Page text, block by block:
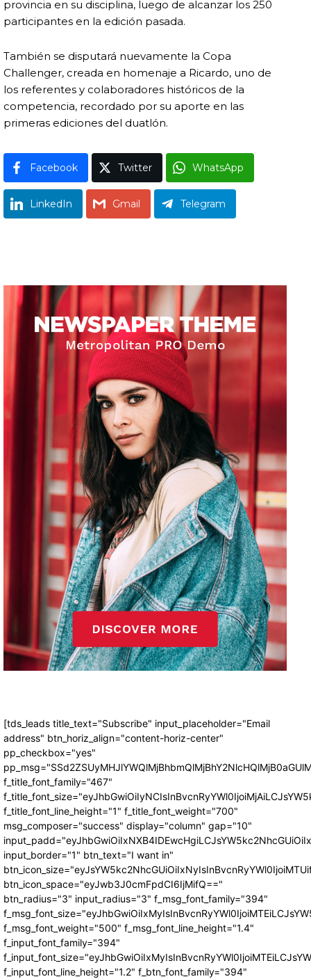
provincia en su disciplina, luego de alcanzar los 250
participantes en la edición pasada.
También se disputará nuevamente la Copa
Challenger, creada en homenaje a Ricardo, uno de
los referentes y colaboradores históricos de la
competencia, recordado por su aporte en las
primeras ediciones del duatlón.
Facebook Twitter WhatsApp
LinkedIn Gmail Telegram
[tds_leads title_text="Subscribe" input_placeholder="Email
address" btn_horiz_align="content-horiz-center"
pp_checkbox="yes"
f_title_font_family="467"
f_title_font_line_height="1" f_title_font_weight="700"
msg_composer="success" display="column" gap="10"
input_border="1" btn_text="I want in"
btn_icon_space="eyJwb3J0cmFpdCI6IjMifQ=="
btn_radius="3" input_radius="3" f_msg_font_family="394"
f_msg_font_weight="500" f_msg_font_line_height="1.4"
f_input_font_family="394"
f_input_font_line_height="1.2" f_btn_font_family="394"